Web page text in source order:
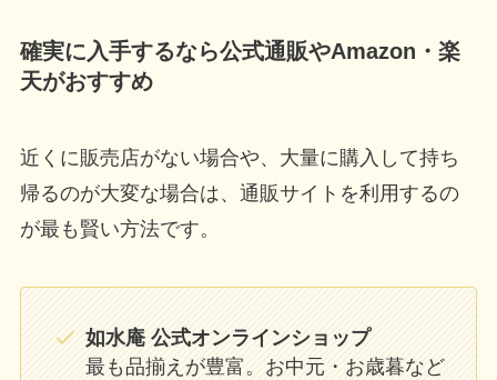
確実に入手するなら公式通販やAmazon・楽
天がおすすめ
近くに販売店がない場合や、大量に購入して持ち
帰るのが大変な場合は、通販サイトを利用するの
が最も賢い方法です。
如水庵 公式オンラインショップ
最も品揃えが豊富。お中元・お歳暮など